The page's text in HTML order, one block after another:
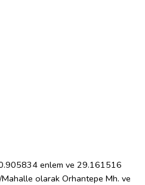
enlem ve 29.161516
olarak Orhantepe Mh. ve